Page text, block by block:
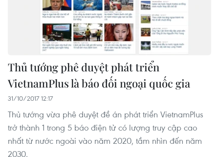
Thủ tướng phê duyệt phát triển
VietnamPlus là báo đối ngoại quốc gia
31/10/2017 12:17
Thủ tướng vừa phê duyệt đề án phát triển VietnamPlus
trở thành 1 trong 5 báo điện tử có lượng truy cập cao
nhất từ nước ngoài vào năm 2020, tầm nhìn đến năm
2030.